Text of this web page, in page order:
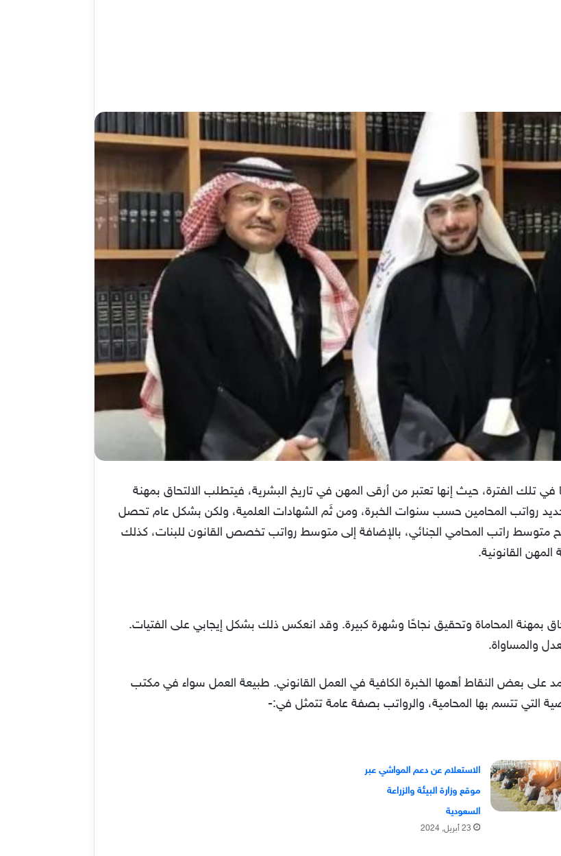
تلك الفترة، حيث إنها تعتبر من أرقى المهن في تاريخ البشرية، فيتطلب الالتحاق بمهنة
رواتب المحامين حسب سنوات الخبرة، ومن ثَم الشهادات العلمية، ولكن بشكل عام تحصل
راتب المحامي الجنائي، بالإضافة إلى متوسط رواتب تخصص القانون للبنات، كذلك
القانونية.
بمهنة المحاماة وتحقيق نجاحًا وشهرة كبيرة. وقد انعكس ذلك بشكل إيجابي على الفتيات.
والمساواة.
على بعض النقاط أهمها الخبرة الكافية في العمل القانوني. طبيعة العمل سواء في مكتب
التي تتسم بها المحامية، والرواتب بصفة عامة تتمثل في:-
الاستعلام عن دعم المواشي عبر
موقع وزارة البيئة والزراعة
السعودية
23 أبريل, 2024